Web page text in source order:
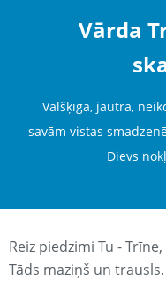
Vārda
Valšķīga, jautra,
savām vistas
Dievs
Reiz piedzimi Tu - Trīne,
Tāds maziņš un trausls.